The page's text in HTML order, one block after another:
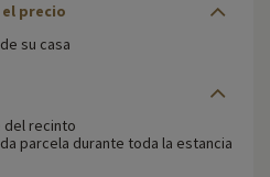
precio
su casa
del recinto
parcela durante toda la estancia